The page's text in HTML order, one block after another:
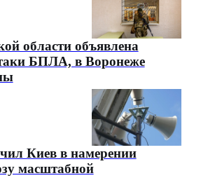
области объявлена
БПЛА, в Воронеже
Киев в намерении
масштабной